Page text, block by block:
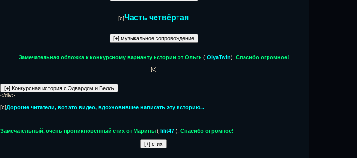
[c]Часть четвёртая
Замечательная обложка к конкурсному варианту истории от Ольги ( OlyaTwin). Спасибо огромное!
[c]
</div>
[c]Дорогие читатели, вот это видео, вдохновившее написать эту историю...
Замечательный, очень проникновенный стих от Марины ( lilit47 ). Спасибо огромное!